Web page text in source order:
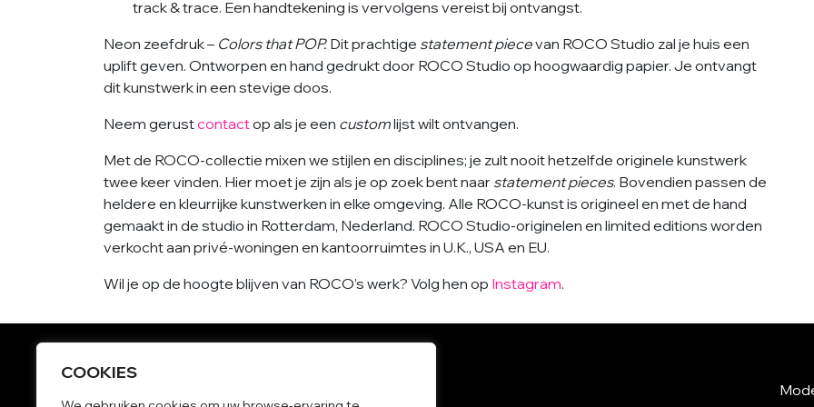
COOKIES
track & trace. Een handtekening is vervolgens vereist bij ontvangst.
Neon zeefdruk – Colors that POP. Dit prachtige statement piecevan ROCO Studio zal je huis een
uplift geven. Ontworpen en hand gedrukt door ROCO Studio op hoogwaardig papier. Je ontvangt
dit kunstwerk in een stevige doos.
Neem gerustcontactop als je een customlijst wilt ontvangen.
Met de ROCO-collectie mixen we stijlen en disciplines; je zult nooit hetzelfde originele kunstwerk
twee keer vinden. Hier moet je zijn als je op zoek bent naar statement pieces. Bovendien passen de
heldere en kleurrijke kunstwerken in elke omgeving. Alle ROCO-kunst is origineel en met de hand
gemaakt in de studio in Rotterdam, Nederland. ROCO Studio-originelen en limited editions worden
verkocht aan privé-woningen en kantoorruimtes in U.K., USA en EU.
Wil je op de hoogte blijven van ROCO’s werk? Volg hen op Instagram.